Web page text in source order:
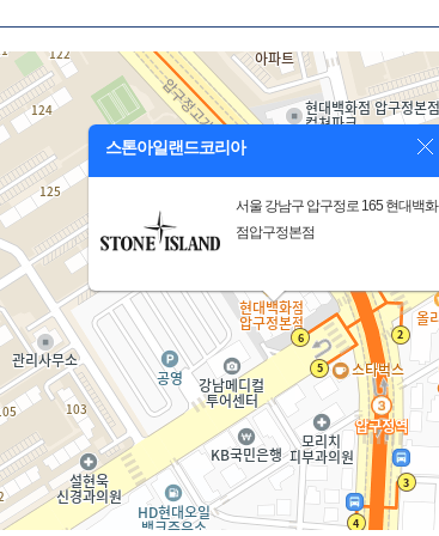
스톤아일랜드코리아
서울 강남구 압구정로 165 현대백화
점압구정본점